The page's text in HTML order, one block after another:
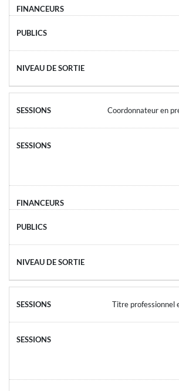
Coordonnateur en
Titre professionnel